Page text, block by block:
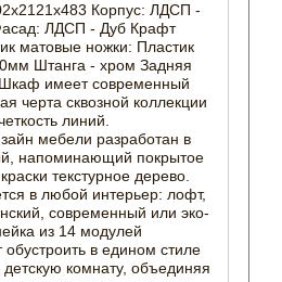
Корпус: ЛДСП -
ЛДСП - Дуб Крафт
матовые ножки: Пластик
Штанга - хром Задняя
имеет современный
черта сквозной коллекции
линий.
мебели разработан в
напоминающий покрытое
текстурное дерево.
в любой интерьер: лофт,
современный или эко-
из 14 модулей
обустроить в едином стиле
комнату, объединяя